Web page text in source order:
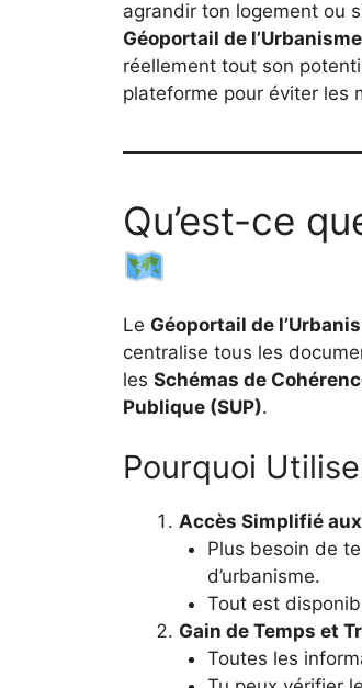
agrandir ton logement ou
Géoportail de l’Urbanisme
réellement tout son
plateforme pour éviter les
Qu’est-ce
Le Géoportail de
centralise tous les
les Schémas de
Publique (SUP).
Pourquoi
Accès Simplifié
Plus besoin de
d’urbanisme.
Tout est
Gain de Temps et
Toutes les